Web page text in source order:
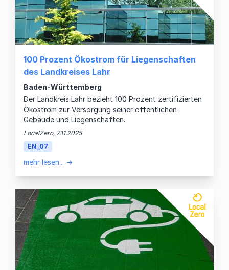
100 Prozent Ökostrom für Liegenschaften
des Landkreises Lahr
Baden-Württemberg
Der Landkreis Lahr bezieht 100 Prozent zertifizierten
Ökostrom zur Versorgung seiner öffentlichen
Gebäude und Liegenschaften.
LocalZero, 7.11.2025
EN_07
mehr lesen... →